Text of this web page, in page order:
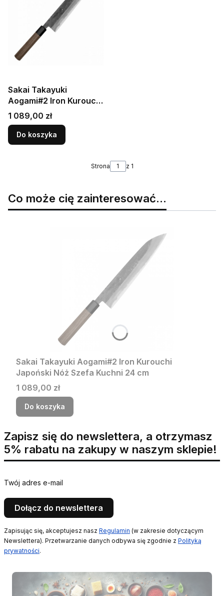
Sakai Takayuki
Aogami#2 Iron Kurouchi
Japoński Nóż Szefa
Kuchni 24 cm
Cena
1 089,00 zł
Do koszyka
Strona z 1
Co może cię zainteresować...
Sakai Takayuki Aogami#2 Iron Kurouchi
Japoński Nóż Szefa Kuchni 24 cm
Cena
1 089,00 zł
Do koszyka
Zapisz się do newslettera, a otrzymasz
5% rabatu na zakupy w naszym sklepie!
Twój adres e-mail
Dołącz do newslettera
Zapisując się, akceptujesz nasz Regulamin (w zakresie dotyczącym
Newslettera). Przetwarzanie danych odbywa się zgodnie z Polityką
prywatności.